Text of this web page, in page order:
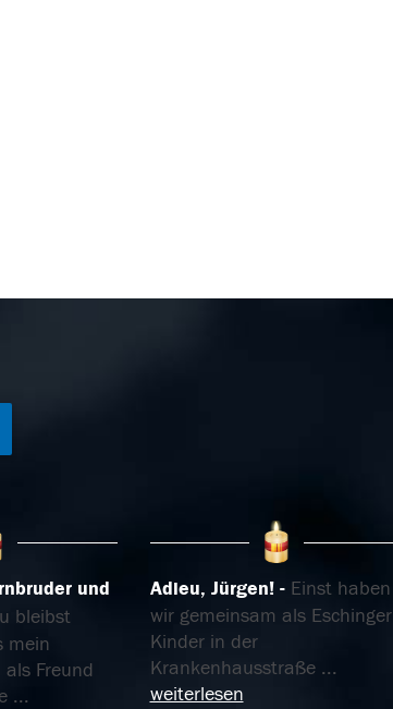
und
bleibst
mein
Freund
...
Adieu, Jürgen!
Einst haben
wir gemeinsam als Eschinger
Kinder in der
Krankenhausstraße ...
weiterlesen